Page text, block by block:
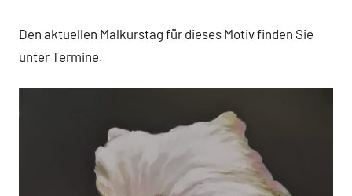
Den aktuellen Malkurstag für dieses Motiv finden Sie
unter Termine.